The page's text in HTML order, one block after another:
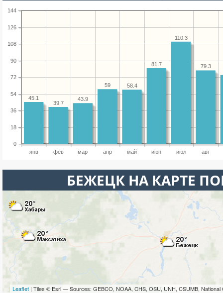
янв фев мар апр май июн июл авг
0
18
36
54
72
90
108
126
144
79.3
110.3
81.7
58.4
59
43.9
39.7
45.1
БЕЖЕЦК НА КАРТЕ
Leaflet | Tiles © Esri — Sources: GEBCO, NOAA, CHS, OSU, UNH, CSUMB, National